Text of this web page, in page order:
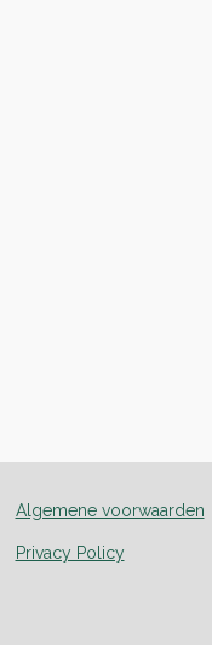
Algemene voorwaarden
Privacy Policy